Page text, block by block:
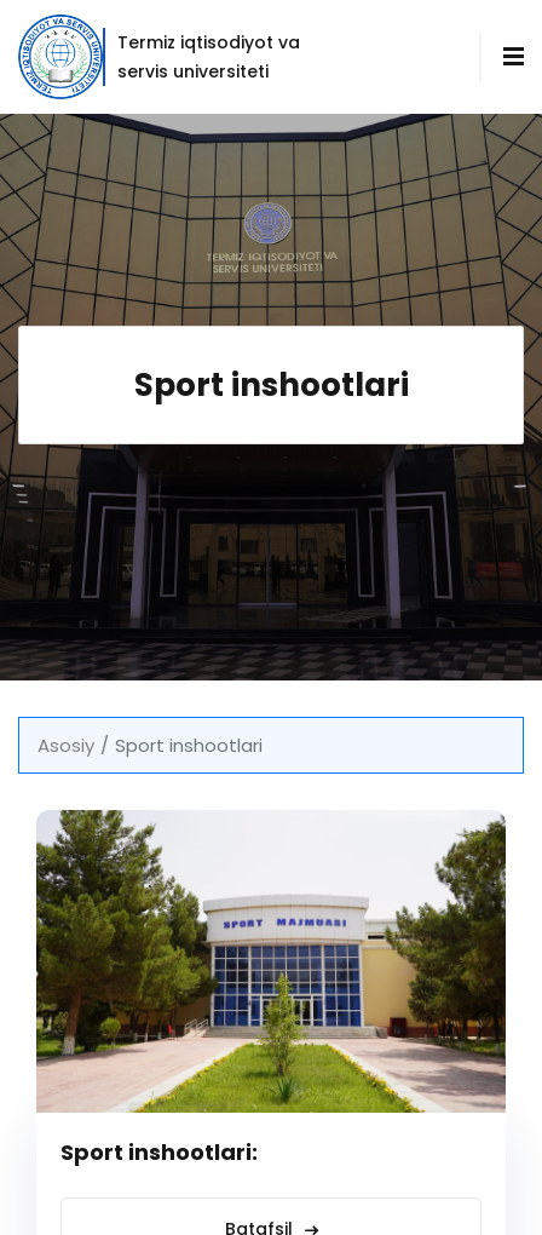
Termiz iqtisodiyot va
servis universiteti
Sport inshootlari
Asosiy Sport inshootlari
Sport inshootlari:
Batafsil